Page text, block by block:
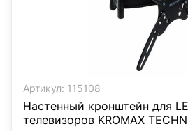
Артикул: 115108
Настенный кронштейн для
телевизоров KROMAX